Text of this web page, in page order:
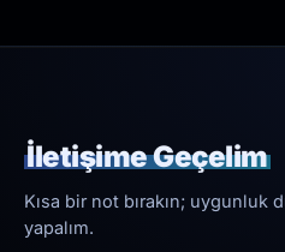
İletişime Geçelim
Kısa bir not bırakın; uygunluk
yapalım.